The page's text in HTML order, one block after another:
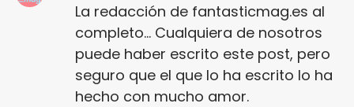
La redacción de fantasticmag.es al
completo... Cualquiera de nosotros
puede haber escrito este post, pero
seguro que el que lo ha escrito lo ha
hecho con mucho amor.